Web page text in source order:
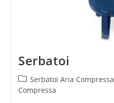
Serbatoi
Serbatoi Aria Compressa
Compressa